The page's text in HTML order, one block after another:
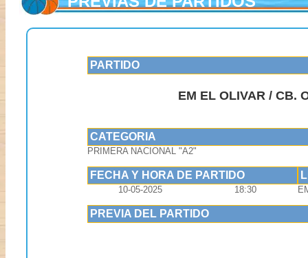
PARTIDO
EM EL OLIVAR / CB.
CATEGORIA
PRIMERA NACIONAL "A2"
FECHA Y HORA DE PARTIDO
10-05-2025 18:30
PREVIA DEL PARTIDO